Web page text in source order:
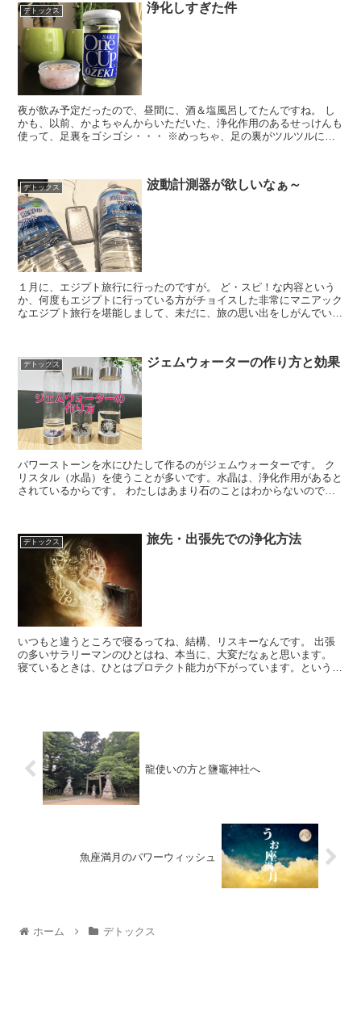
デトックス 浄化しすぎた件
夜が飲み予定だったので、昼間に、酒＆塩風呂してたんですね。 し
かも、以前、かよちゃんからいただいた、浄化作用のあるせっけんも
使って、足裏をゴシゴシ・・・ ※めっちゃ、足の裏がツルツルにな
デトックス 波動計測器が欲しいなぁ～
１月に、エジプト旅行に行ったのですが。 ど・スピ！な内容という
か、何度もエジプトに行っている方がチョイスした非常にマニアック
なエジプト旅行を堪能しまして、未だに、旅の思い出をしがんでいま
デトックス ジェムウォーターの作り方と効果
パワーストーンを水にひたして作るのがジェムウォーターです。 ク
リスタル（水晶）を使うことが多いです。水晶は、浄化作用があると
されているからです。 わたしはあまり石のことはわからないので、
デトックス 旅先・出張先での浄化方法
いつもと違うところで寝るってね、結構、リスキーなんです。 出張
の多いサラリーマンのひとはね、本当に、大変だなぁと思います。
寝ているときは、ひとはプロテクト能力が下がっています。という
龍使いの方と鹽竈神社へ
魚座満月のパワーウィッシュ
ホーム デトックス